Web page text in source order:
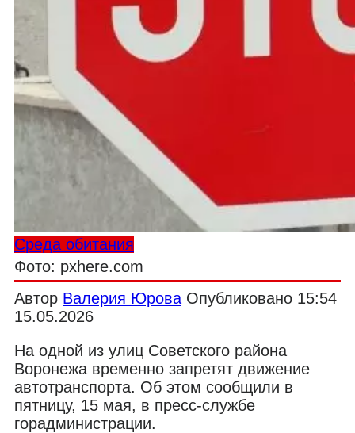
Среда обитания
Фото: pxhere.com
Автор Валерия Юрова Опубликовано 15:54
15.05.2026
На одной из улиц Советского района
Воронежа временно запретят движение
автотранспорта. Об этом сообщили в
пятницу, 15 мая, в пресс-службе
горадминистрации.